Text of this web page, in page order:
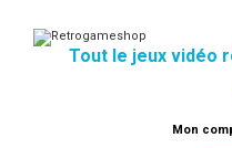
Tout le jeux vidéo
Mon